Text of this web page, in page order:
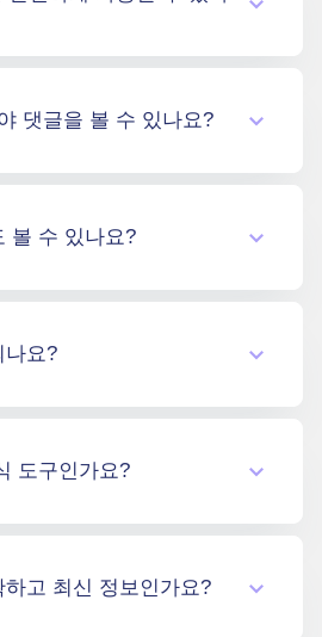
서 외부 접근을 차단하기 때
은 절대 없습니다. 또한
최대한 안전하게 보호합니
댓글을 볼 수 있나요?
계정 없이도, 어디에도 로그
볼 수 있나요?
글만 표시합니다. 사용자나
나요?
히 독립적으로 운영되며,
도구인가요?
드파티 도구입니다. TikTok
고 최신 정보인가요?